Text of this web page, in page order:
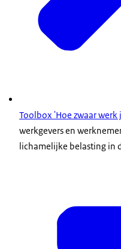
Toolbox 'Hoe zwaar werk
werkgevers en
lichamelijke belasting in